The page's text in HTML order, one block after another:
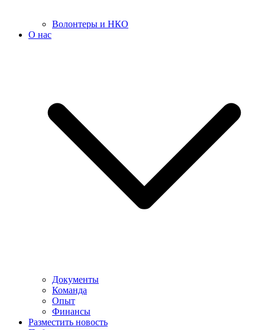
Волонтеры и НКО
О нас
Документы
Команда
Опыт
Финансы
Разместить новость